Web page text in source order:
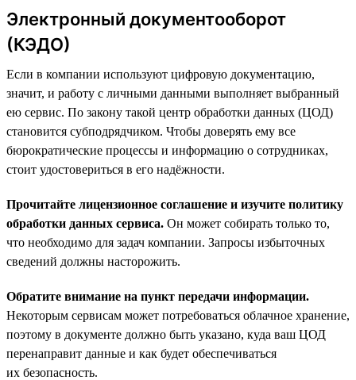
Электронный документооборот
(КЭДО)
Если в компании используют цифровую документацию,
значит, и работу с личными данными выполняет выбранный
ею сервис. По закону такой центр обработки данных (ЦОД)
становится субподрядчиком. Чтобы доверять ему все
бюрократические процессы и информацию о сотрудниках,
стоит удостовериться в его надёжности.
Прочитайте лицензионное соглашение и изучите политику
обработки данных сервиса. Он может собирать только то,
что необходимо для задач компании. Запросы избыточных
сведений должны насторожить.
Обратите внимание на пункт передачи информации.
Некоторым сервисам может потребоваться облачное хранение,
поэтому в документе должно быть указано, куда ваш ЦОД
перенаправит данные и как будет обеспечиваться
их безопасность.